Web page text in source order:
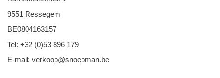
9551 Ressegem
BE0804163157
Tel: +32 (0)53 896 179
E-mail: verkoop@snoepman.be